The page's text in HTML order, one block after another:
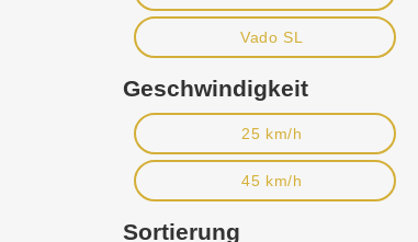
Vado SL
Geschwindigkeit
25 km/h
45 km/h
Sortierung